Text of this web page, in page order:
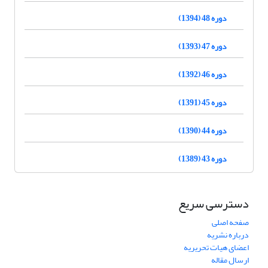
دوره 48 (1394)
دوره 47 (1393)
دوره 46 (1392)
دوره 45 (1391)
دوره 44 (1390)
دوره 43 (1389)
دسترسی سریع
صفحه اصلی
درباره نشریه
اعضای هیات تحریریه
ارسال مقاله